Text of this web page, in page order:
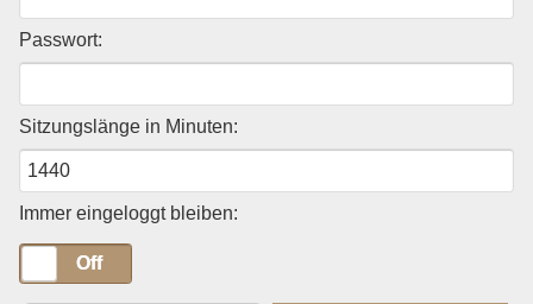
Passwort:
Sitzungslänge in Minuten:
Immer eingeloggt bleiben:
Off